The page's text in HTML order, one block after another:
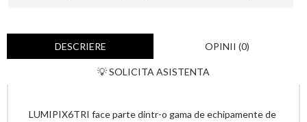
DESCRIERE OPINII (0)
💡 SOLICITA ASISTENTA
LUMIPIX6TRI face parte dintr-o gama de echipamente de